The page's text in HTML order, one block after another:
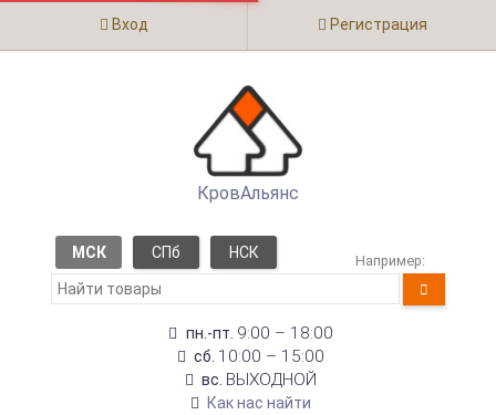
Вход Регистрация
КровАльянс
МСК СПб НСК Например:
пн.-пт. 9:00 – 18:00
сб. 10:00 – 15:00
вс. ВЫХОДНОЙ
Как нас найти